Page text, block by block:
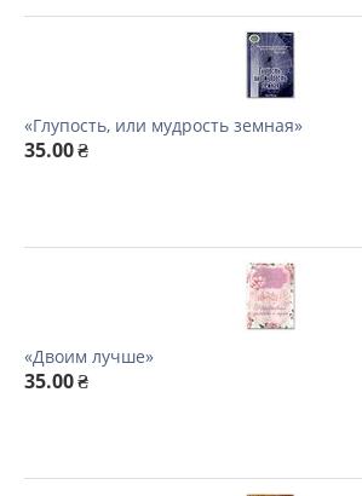
«Глупость, или мудрость земная»
35.00₴
«Двоим лучше»
35.00₴